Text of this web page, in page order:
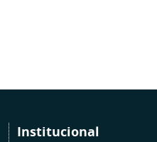
Institucional